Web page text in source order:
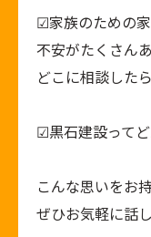
︎︎︎︎︎︎☑︎家族のための家
不安がたくさん
どこに相談した
︎︎︎︎︎︎☑︎黒石建設って
こんな思いをお
ぜひお気軽に話